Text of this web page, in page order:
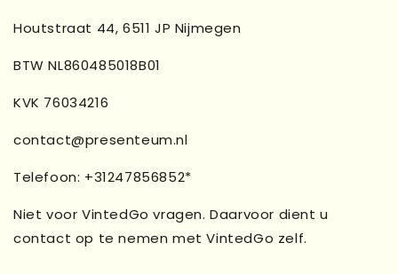
Houtstraat 44, 6511 JP Nijmegen
BTW NL860485018B01
KVK 76034216
contact@presenteum.nl
Telefoon: +31247856852*
Niet voor VintedGo vragen. Daarvoor dient u
contact op te nemen met VintedGo zelf.